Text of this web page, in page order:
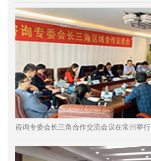
咨询专委会长三角合作交流会议在常州举行